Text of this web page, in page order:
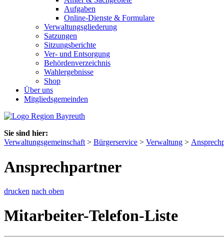
Aufgaben
Online-Dienste & Formulare
Verwaltungsgliederung
Satzungen
Sitzungsberichte
Ver- und Entsorgung
Behördenverzeichnis
Wahlergebnisse
Shop
Über uns
Mitgliedsgemeinden
Sie sind hier:
Verwaltungsgemeinschaft > Bürgerservice > Verwaltung >
Ansprechpartner
drucken nach oben
Mitarbeiter-Telefon-Liste